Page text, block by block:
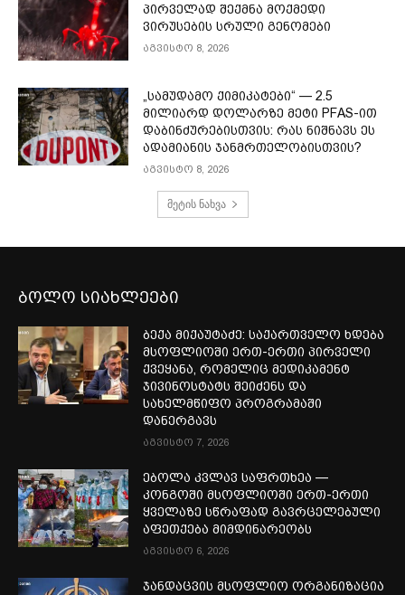
პირველად შექმნა მოქმედი
ვირუსების სრული გენომები
აგვისტო 8, 2026
„სამუდამო ქიმიკატები“ — 2.5
მილიარდ დოლარზე მეტი PFAS-ით
დაბინძურებისთვის: რას ნიშნავს ეს
ადამიანის ჯანმრთელობისთვის?
აგვისტო 8, 2026
მეტის ნახვა
ბოლო სიახლეები
ბექა მიქაუტაძე: საქართველო ხდება
მსოფლიოში ერთ-ერთი პირველი
ქვეყანა, რომელიც მედიკამენტ
ჯივინოსტატს შეიძენს და
სახელმწიფო პროგრამაში
დანერგავს
აგვისტო 7, 2026
ებოლა კვლავ საფრთხეა —
კონგოში მსოფლიოში ერთ-ერთი
ყველაზე სწრაფად გავრცელებული
აფეთქება მიმდინარეობს
აგვისტო 6, 2026
ჯანდაცვის მსოფლიო ორგანიზაცია